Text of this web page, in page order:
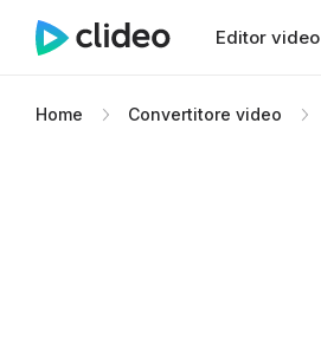
Editor video
Home Convertitore video